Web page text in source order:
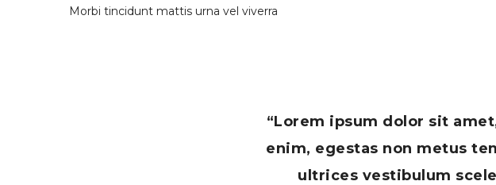
Morbi tincidunt mattis urna vel viverra
“Lorem ipsum dolor sit
enim, egestas non metus
ultrices vestibulum